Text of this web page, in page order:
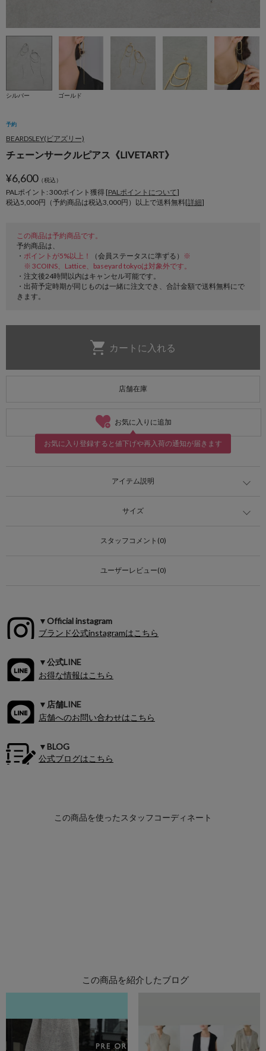
シルバー ゴールド
予約
BEARDSLEY(ビアズリー)
チェーンサークルピアス《LIVETART》
¥6,600（税込）
PALポイント: 300ポイント獲得 [PALポイントについて]
税込5,000円（予約商品は税込3,000円）以上で送料無料[詳細]
この商品は予約商品です。
予約商品は、
・ ポイントが5%以上！ （会員ステータスに準ずる）
※
※ 3COINS、Lattice、baseyard tokyoは対象外です。
・注文後24時間以内はキャンセル可能です。
・出荷予定時期が同じものは一緒に注文でき、合計金額で送料無料にで
きます。
店舗在庫
お気に入りに追加
お気に入り登録すると値下げや再入荷の通知が届きます
アイテム説明
サイズ
スタッフコメント(0)
ユーザーレビュー(0)
▼Official instagram
ブランド公式instagramはこちら
▼公式LINE
お得な情報はこちら
▼店舗LINE
店舗へのお問い合わせはこちら
▼BLOG
公式ブログはこちら
この商品を紹介したブログ